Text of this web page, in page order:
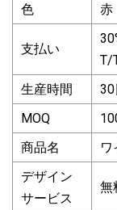
色 赤
支払い
T/
生産時間
30
MOQ
商品名
ワ
デザイン
サービス
無